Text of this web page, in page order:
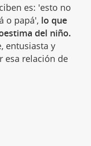
es: 'esto no
o papá', lo que
del niño.
entusiasta y
esa relación de